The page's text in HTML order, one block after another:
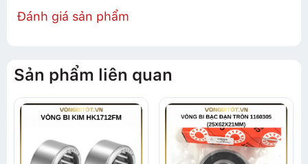
Đánh giá sản phẩm
Sản phẩm liên quan